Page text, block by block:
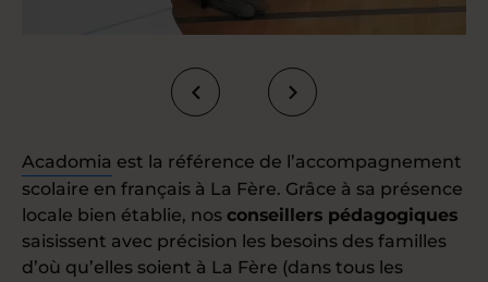
Acadomia est la référence de l’accompagnement
scolaire en français à La Fère. Grâce à sa présence
locale bien établie, nos conseillers pédagogiques
saisissent avec précision les besoins des familles
d’où qu’elles soient à La Fère (dans tous les